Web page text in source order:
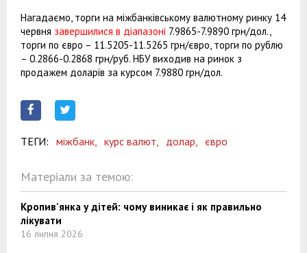
Нагадаємо, торги на міжбанківському валютному ринку 14
червня завершилися в діапазоні 7.9865-7.9890 грн/дол.,
торги по євро – 11.5205-11.5265 грн/євро, торги по рублю
– 0.2866-0.2868 грн/руб. НБУ виходив на ринок з
продажем доларів за курсом 7.9880 грн/дол.
ТЕГИ: міжбанк, курс валют, долар, євро
Матеріали за темою:
Кропив'янка у дітей: чому виникає і як правильно
лікувати
16 липня 2026